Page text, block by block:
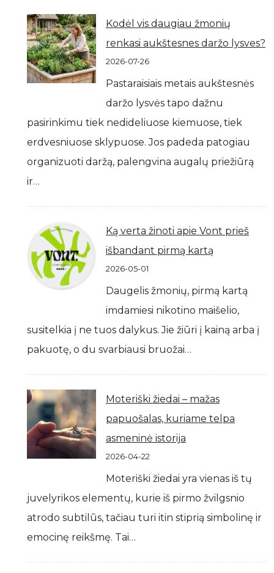
Kodėl vis daugiau žmonių
renkasi aukštesnes daržo lysves?
2026-07-26
Pastaraisiais metais aukštesnės
daržo lysvės tapo dažnu
pasirinkimu tiek nedideliuose kiemuose, tiek
erdvesniuose sklypuose. Jos padeda patogiau
organizuoti daržą, palengvina augalų priežiūrą
ir…
Ką verta žinoti apie Vont prieš
išbandant pirmą kartą
2026-05-01
Daugelis žmonių, pirmą kartą
imdamiesi nikotino maišelio,
susitelkia į ne tuos dalykus. Jie žiūri į kainą arba į
pakuotę, o du svarbiausi bruožai…
Moteriški žiedai – mažas
papuošalas, kuriame telpa
asmeninė istorija
2026-04-22
Moteriški žiedai yra vienas iš tų
juvelyrikos elementų, kurie iš pirmo žvilgsnio
atrodo subtilūs, tačiau turi itin stiprią simbolinę ir
emocinę reikšmę. Tai…